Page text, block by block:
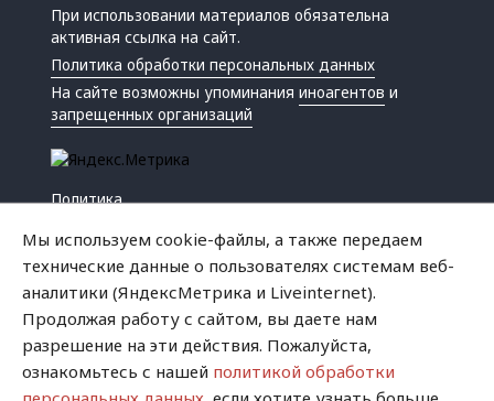
При использовании материалов обязательна
активная ссылка на сайт.
Политика обработки персональных данных
На сайте возможны упоминанияиноагентов и
запрещенных организаций
Политика
Криминал
Успех
Мы используем cookie-файлы, а также передаем
технические данные о пользователях системам веб-
аналитики (ЯндексМетрика и Liveinternet).
Продолжая работу с сайтом, вы даете нам
разрешение на эти действия. Пожалуйста,
ознакомьтесь с нашей политикой обработки